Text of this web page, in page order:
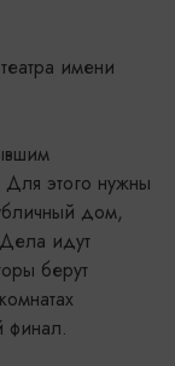
имени
этого нужны
дом,
идут
берут
финал.